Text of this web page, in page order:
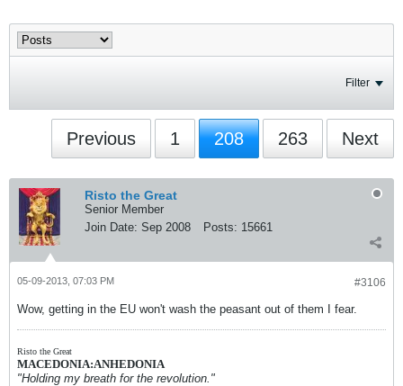
Filter
Previous 1 208 263 Next
Risto the Great
Senior Member
Join Date: Sep 2008 Posts: 15661
#3106
05-09-2013, 07:03 PM
Wow, getting in the EU won't wash the peasant out of them I fear.
Risto the Great
MACEDONIA:ANHEDONIA
"Holding my breath for the revolution."